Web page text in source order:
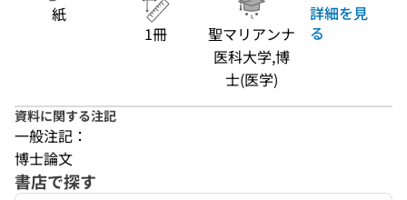
紙
1冊
聖マリアンナ
医科大学,博
士(医学)
詳細を見
る
資料に関する注記
一般注記：
博士論文
書店で探す